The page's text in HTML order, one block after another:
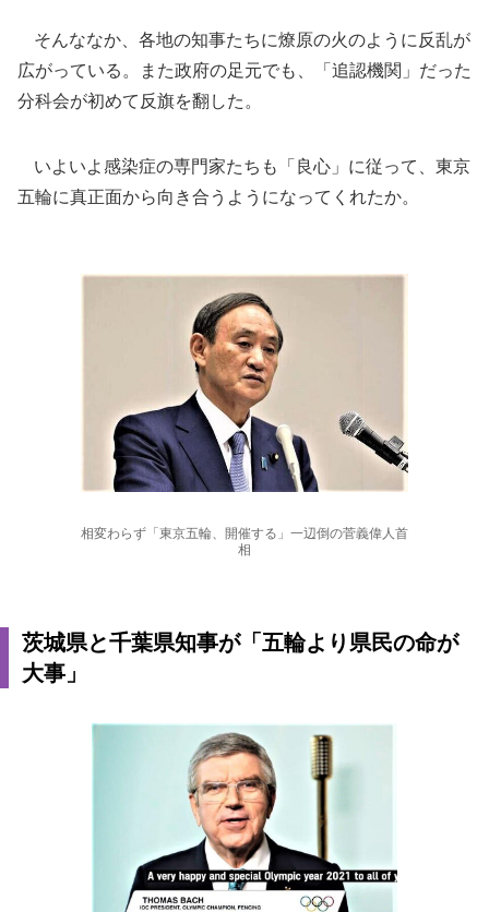
そんななか、各地の知事たちに燎原の火のように反乱が
広がっている。また政府の足元でも、「追認機関」だった
分科会が初めて反旗を翻した。
いよいよ感染症の専門家たちも「良心」に従って、東京
五輪に真正面から向き合うようになってくれたか。
相変わらず「東京五輪、開催する」一辺倒の菅義偉人首
相
茨城県と千葉県知事が「五輪より県民の命が
大事」